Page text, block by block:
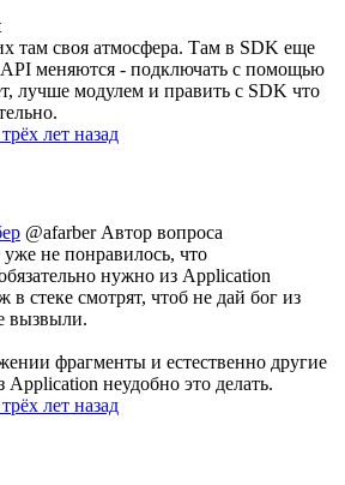
там своя атмосфера. Там в SDK еще
API меняются - подключать с помощью
лучше модулем и править с SDK что
лет назад
@afarber Автор вопроса
уже не понравилось, что
нужно из Application
в стеке смотрят, чтоб не дай бог из
вызвыли.
фрагменты и естественно другие
Application неудобно это делать.
лет назад